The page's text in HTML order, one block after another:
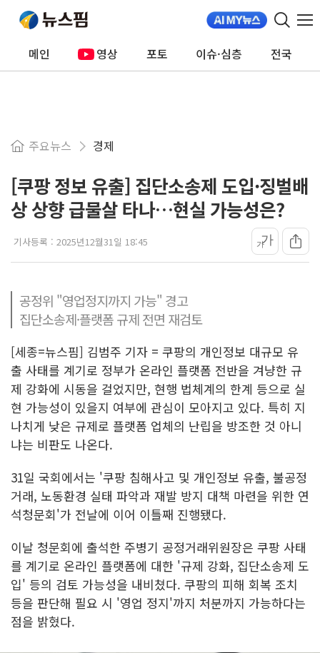
메인 영상 포토 이슈·심층 전국
주요뉴스 경제
[쿠팡 정보 유출] 집단소송제 도입·징벌배
상 상향 급물살 타나…현실 가능성은?
기사등록 : 2025년12월31일 18:45 가가
공정위 "영업정지까지 가능" 경고
집단소송제·플랫폼 규제 전면 재검토
[세종=뉴스핌] 김범주 기자 = 쿠팡의 개인정보 대규모 유
출 사태를 계기로 정부가 온라인 플랫폼 전반을 겨냥한 규
제 강화에 시동을 걸었지만, 현행 법체계의 한계 등으로 실
현 가능성이 있을지 여부에 관심이 모아지고 있다. 특히 지
나치게 낮은 규제로 플랫폼 업체의 난립을 방조한 것 아니
냐는 비판도 나온다.
31일 국회에서는 '쿠팡 침해사고 및 개인정보 유출, 불공정
거래, 노동환경 실태 파악과 재발 방지 대책 마련을 위한 연
석청문회'가 전날에 이어 이틀째 진행됐다.
이날 청문회에 출석한 주병기 공정거래위원장은 쿠팡 사태
를 계기로 온라인 플랫폼에 대한 '규제 강화, 집단소송제 도
입' 등의 검토 가능성을 내비쳤다. 쿠팡의 피해 회복 조치
등을 판단해 필요 시 '영업 정지'까지 처분까지 가능하다는
점을 밝혔다.